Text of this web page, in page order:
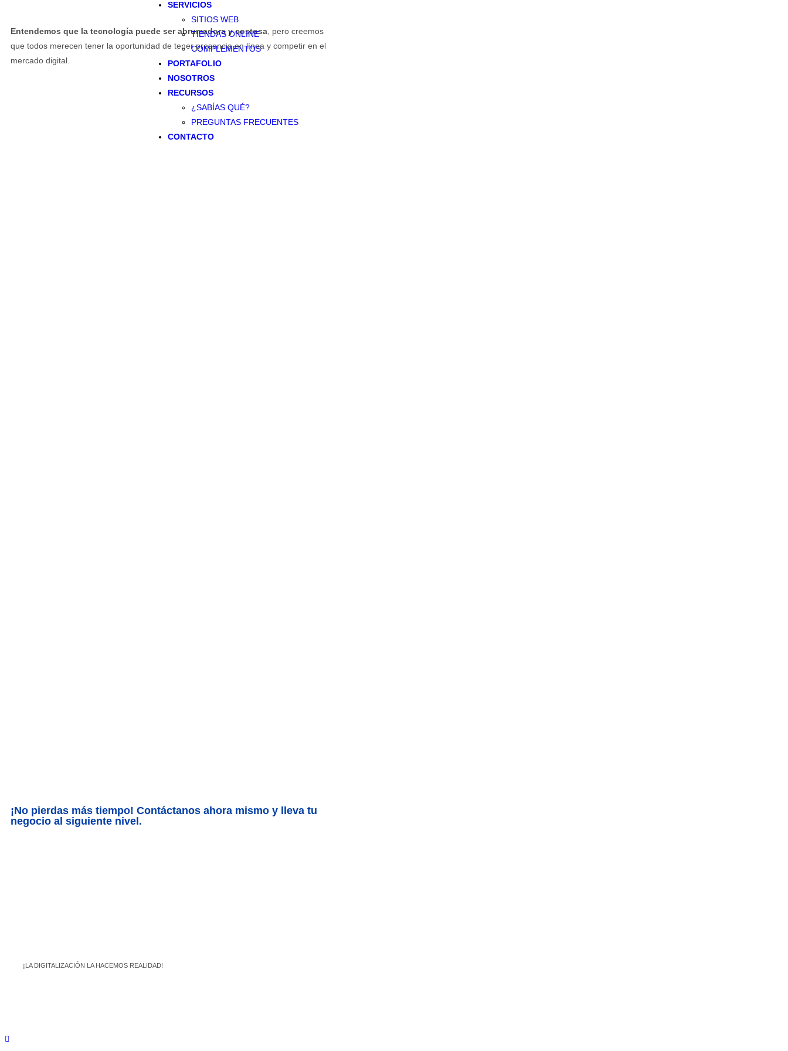
SERVICIOS
SITIOS WEB
TIENDAS ONLINE
COMPLEMENTOS
PORTAFOLIO
NOSOTROS
RECURSOS
¿SABÍAS QUÉ?
PREGUNTAS FRECUENTES
CONTACTO
Entendemos que la tecnología puede ser abrumadora y costosa , pero creemos
que todos merecen tener la oportunidad de tener presencia en línea y competir en el
mercado digital.
¡No pierdas más tiempo! Contáctanos ahora mismo y lleva tu
negocio al siguiente nivel.
¡LA DIGITALIZACIÓN LA HACEMOS REALIDAD!